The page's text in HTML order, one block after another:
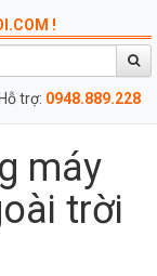
!
Hỗ trợ: 0948.889.228
máy
trời